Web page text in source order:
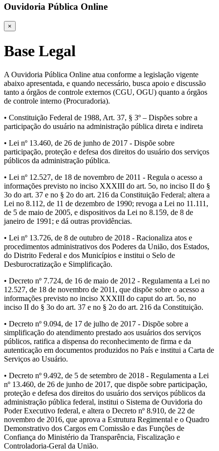
Ouvidoria Pública Online
×
Base Legal
A Ouvidoria Pública Online atua conforme a legislação vigente
abaixo apresentada, e quando necessário, busca apoio e discussão
tanto a órgãos de controle externos (CGU, OGU) quanto a órgãos
de controle interno (Procuradoria).
• Constituição Federal de 1988, Art. 37, § 3º – Dispões sobre a
participação do usuário na administração pública direta e indireta
• Lei nº 13.460, de 26 de junho de 2017 - Dispõe sobre
participação, proteção e defesa dos direitos do usuário dos serviços
públicos da administração pública.
• Lei nº 12.527, de 18 de novembro de 2011 - Regula o acesso a
informações previsto no inciso XXXIII do art. 5o, no inciso II do §
3o do art. 37 e no § 2o do art. 216 da Constituição Federal; altera a
Lei no 8.112, de 11 de dezembro de 1990; revoga a Lei no 11.111,
de 5 de maio de 2005, e dispositivos da Lei no 8.159, de 8 de
janeiro de 1991; e dá outras providências.
• Lei nº 13.726, de 8 de outubro de 2018 - Racionaliza atos e
procedimentos administrativos dos Poderes da União, dos Estados,
do Distrito Federal e dos Municípios e institui o Selo de
Desburocratização e Simplificação.
• Decreto nº 7.724, de 16 de maio de 2012 - Regulamenta a Lei no
12.527, de 18 de novembro de 2011, que dispõe sobre o acesso a
informações previsto no inciso XXXIII do caput do art. 5o, no
inciso II do § 3o do art. 37 e no § 2o do art. 216 da Constituição.
• Decreto nº 9.094, de 17 de julho de 2017 - Dispõe sobre a
simplificação do atendimento prestado aos usuários dos serviços
públicos, ratifica a dispensa do reconhecimento de firma e da
autenticação em documentos produzidos no País e institui a Carta de
Serviços ao Usuário.
• Decreto nº 9.492, de 5 de setembro de 2018 - Regulamenta a Lei
nº 13.460, de 26 de junho de 2017, que dispõe sobre participação,
proteção e defesa dos direitos do usuário dos serviços públicos da
administração pública federal, institui o Sistema de Ouvidoria do
Poder Executivo federal, e altera o Decreto nº 8.910, de 22 de
novembro de 2016, que aprova a Estrutura Regimental e o Quadro
Demonstrativo dos Cargos em Comissão e das Funções de
Confiança do Ministério da Transparência, Fiscalização e
Controladoria-Geral da União.